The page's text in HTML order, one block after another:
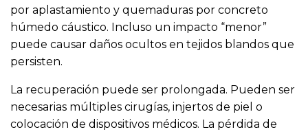
por aplastamiento y quemaduras por concreto
húmedo cáustico. Incluso un impacto “menor”
puede causar daños ocultos en tejidos blandos que
persisten.
La recuperación puede ser prolongada. Pueden ser
necesarias múltiples cirugías, injertos de piel o
colocación de dispositivos médicos. La pérdida de